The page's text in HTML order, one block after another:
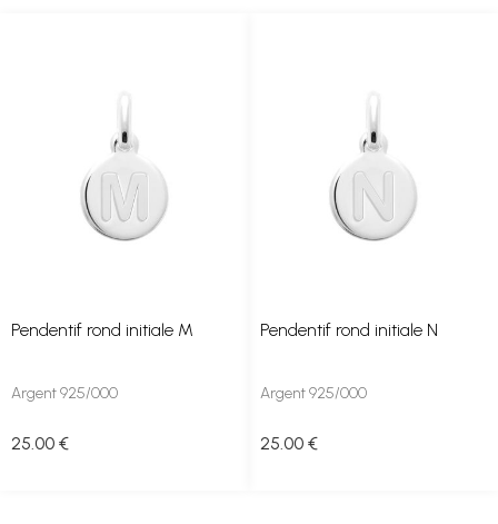
Pendentif rond initiale M
Argent 925/000
25 .00 €
Pendentif rond initiale N
Argent 925/000
25 .00 €